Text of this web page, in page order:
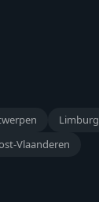
Limburg
Vlaanderen